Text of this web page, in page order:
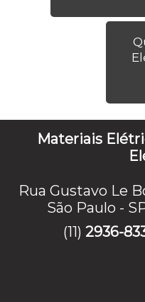
Materiais
Rua Gustavo Le
São Paulo -
(11) 2936-